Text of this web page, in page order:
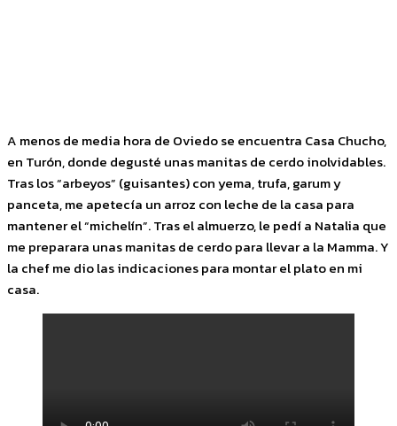
A menos de media hora de Oviedo se encuentra Casa Chucho,
en Turón, donde degusté unas manitas de cerdo inolvidables.
Tras los “arbeyos” (guisantes) con yema, trufa, garum y
panceta, me apetecía un arroz con leche de la casa para
mantener el “michelín”. Tras el almuerzo, le pedí a Natalia que
me preparara unas manitas de cerdo para llevar a la Mamma. Y
la chef me dio las indicaciones para montar el plato en mi
casa.